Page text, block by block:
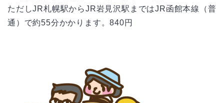
ただしJR札幌駅からJR岩見沢駅まではJR函館本線（普
通）で約55分かかります。840円